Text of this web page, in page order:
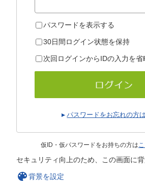
パスワードを表示する
30日間ログイン状態を保持
次回ログインからIDの入力を省
パスワードをお忘れの方
仮ID・仮パスワードをお持ちの方は
セキュリティ向上のため、この画面に背
背景を設定